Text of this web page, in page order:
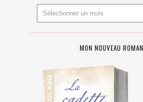
MON NOUVEAU ROMAN